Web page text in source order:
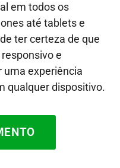
em todos os
até tablets e
ter certeza de que
e
uma experiência
qualquer dispositivo.